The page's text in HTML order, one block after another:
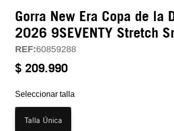
Gorra New Era Copa de la
2026 9SEVENTY Stretch
REF:60859288
$ 209.990
Seleccionar talla
Talla Única